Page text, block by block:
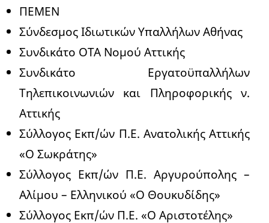
ΠΕΜΕΝ
Σύνδεσμος Ιδιωτικών Υπαλλήλων Αθήνας
Συνδικάτο ΟΤΑ Νομού Αττικής
Συνδικάτο Εργατοϋπαλλήλων
Τηλεπικοινωνιών και Πληροφορικής ν.
Αττικής
Σύλλογος Εκπ/ών Π.Ε. Ανατολικής Αττικής
«Ο Σωκράτης»
Σύλλογος Εκπ/ών Π.Ε. Αργυρούπολης –
Αλίμου – Ελληνικού «Ο Θουκυδίδης»
Σύλλογος Εκπ/ών Π.Ε. «Ο Αριστοτέλης»